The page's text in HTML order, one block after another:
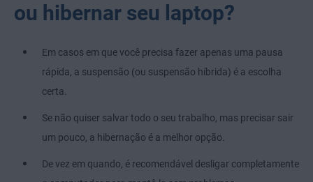
ou hibernar seu laptop?
Em casos em que você precisa fazer apenas uma pausa
rápida, a suspensão (ou suspensão híbrida) é a escolha
certa.
Se não quiser salvar todo o seu trabalho, mas precisar sair
um pouco, a hibernação é a melhor opção.
De vez em quando, é recomendável desligar completamente